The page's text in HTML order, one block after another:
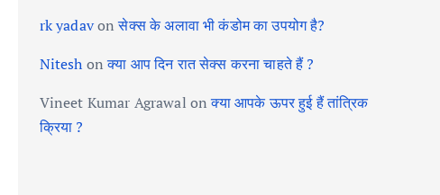
rk yadavonसेक्स के अलावा भी कंडोम का उपयोग है?
Nitesh onक्या आप दिन रात सेक्स करना चाहते हैं ?
Vineet Kumar Agrawal onक्या आपके ऊपर हुई हैं तांत्रिक
क्रिया ?